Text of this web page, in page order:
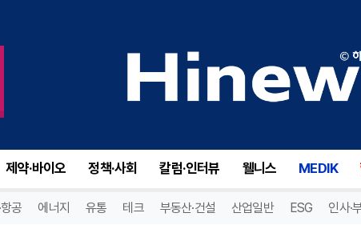
제약·바이오 정책·사회 칼럼·인터뷰 웰니스 MEDIK
공 에너지 유통 테크 부동산·건설 산업일반 ESG 인사·